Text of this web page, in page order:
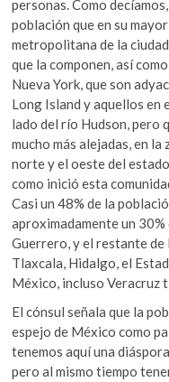
personas. Como
población que en su
metropolitana de la
que la componen, así
Nueva York, que son
Long Island y aquellos en
lado del río Hudson, pero
mucho más alejadas, en
norte y el oeste del
como inició esta
Casi un 48% de la
aproximadamente un 30%
Guerrero, y el restante
Tlaxcala, Hidalgo, el
México, incluso Veracruz
El cónsul señala que la
espejo de México como
tenemos aquí una
pero al mismo tiempo